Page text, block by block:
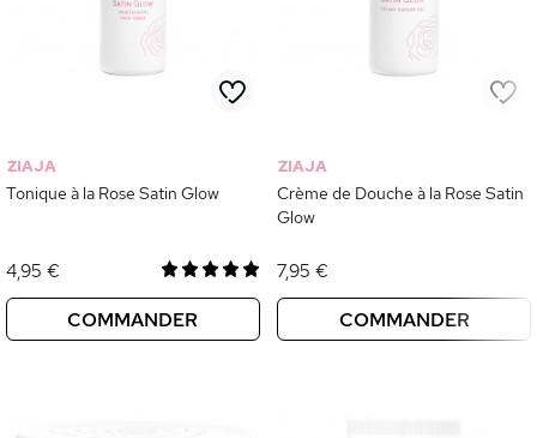
ZIAJA
Tonique à la Rose Satin Glow
4,95 €
COMMANDER
ZIAJA
Crème de Douche à la Rose Satin
Glow
7,95 €
COMMANDER